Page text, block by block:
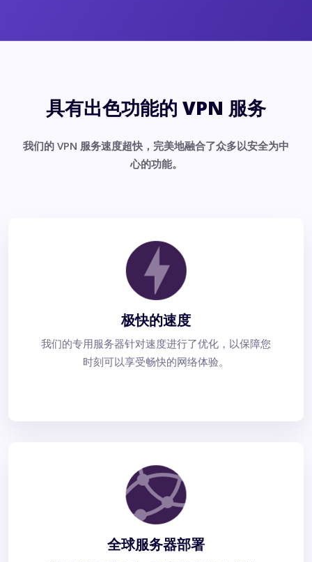
具有出色功能的 VPN 服务
我们的 VPN 服务速度超快，完美地融合了众多以安全为中
心的功能。
极快的速度
我们的专用服务器针对速度进行了优化，以保障您
时刻可以享受畅快的网络体验。
全球服务器部署